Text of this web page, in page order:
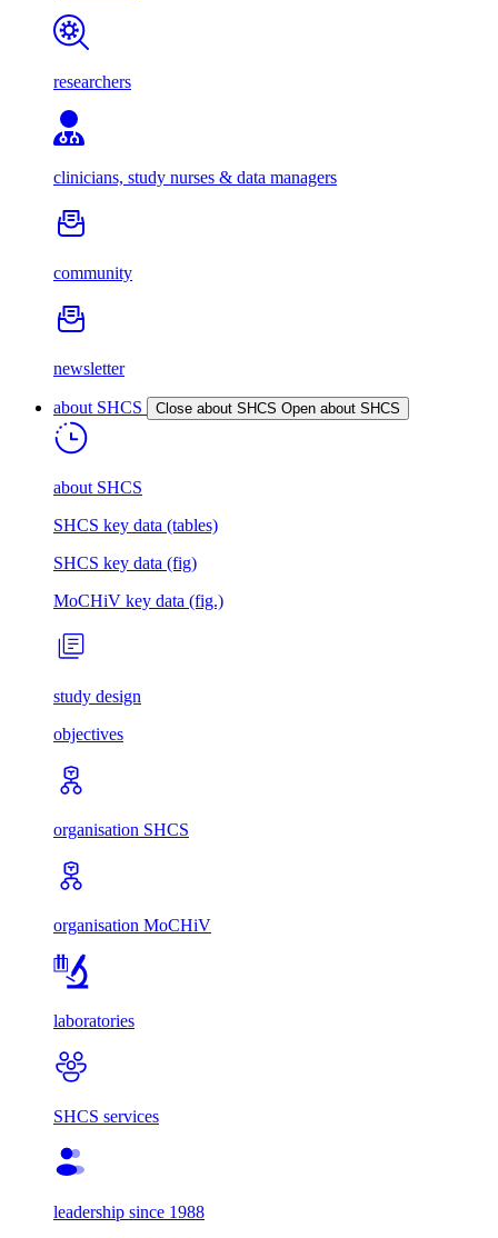
researchers
clinicians, study nurses & data managers
community
newsletter
about SHCS Close about SHCS Open about SHCS
about SHCS
SHCS key data (tables)
SHCS key data (fig)
MoCHiV key data (fig.)
study design
objectives
organisation SHCS
organisation MoCHiV
laboratories
SHCS services
leadership since 1988